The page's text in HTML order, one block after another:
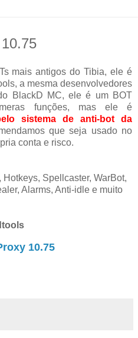
mais antigos do Tibia, ele é
a mesma desenvolvedores
BlackD MC, ele é um BOT
funções, mas ele é
sistema de anti-bot da
que seja usado no
conta e risco.
Spellcaster, WarBot,
Alarms, Anti-idle e muito
10.75